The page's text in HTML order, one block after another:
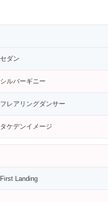
セダン
シルバーギニー
フレアリングダンサー
タケデンイメージ
First Landing